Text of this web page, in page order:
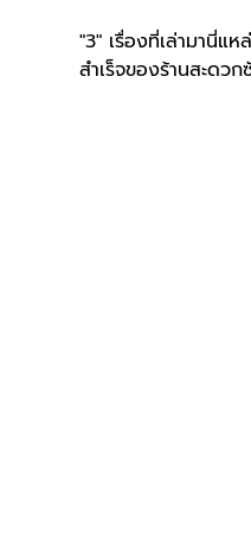
"3" เรื่องที่เล่ามานี่แห
สำเร็จของร้านสะดว